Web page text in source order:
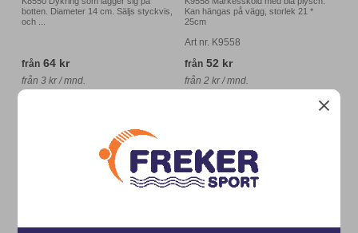
botten. Diameter 14 cm. Säljs styckvis,
och ...
från 64 kr
från 3 kr / mnd.
Kan hängas på vägg, storlek 21 *
25cm
Art nr. K9558
från 52 kr
från 2 kr / mnd.